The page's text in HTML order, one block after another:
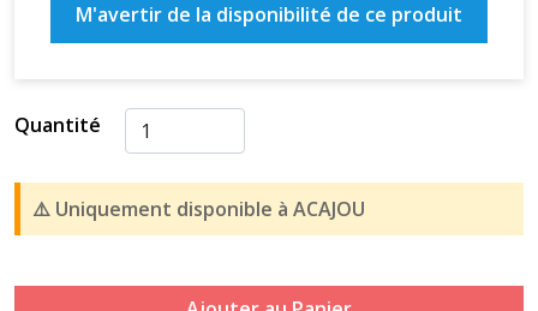
M'avertir de la disponibilité de ce produit
Quantité
⚠️ Uniquement disponible à ACAJOU